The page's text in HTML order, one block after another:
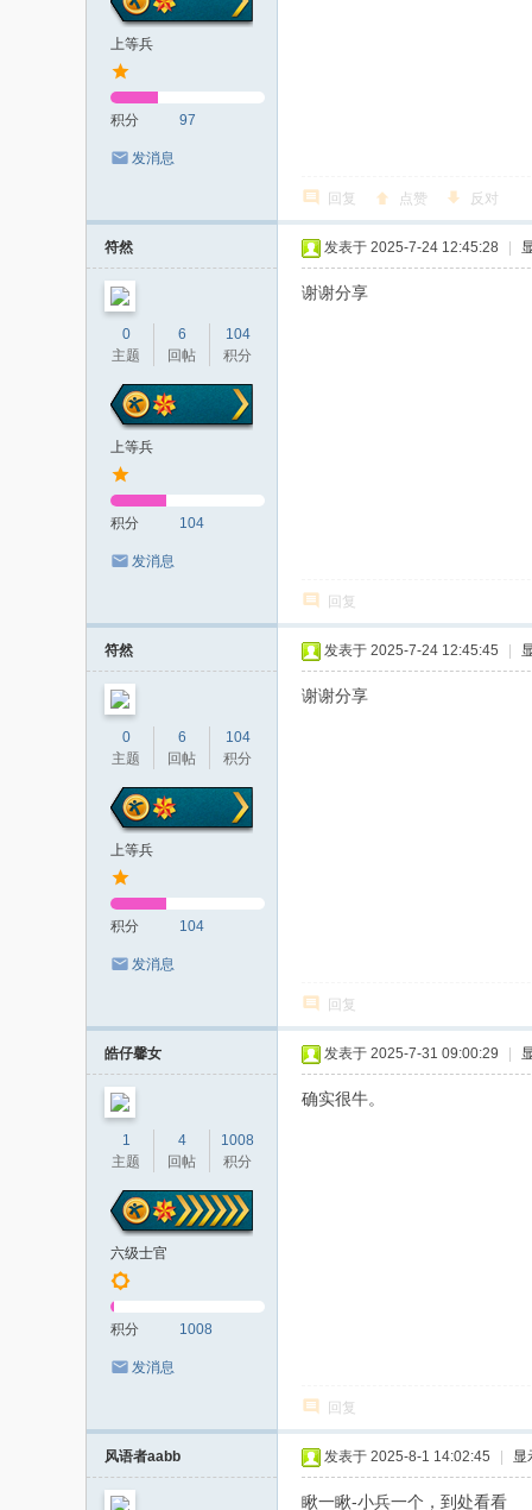
上等兵
积分 97
发消息
回复 点赞 反对
符然
0
主题
6
回帖
104
积分
上等兵
积分 104
发消息
发表于 2025-7-24 12:45:28
谢谢分享
回复
符然
0
主题
6
回帖
104
积分
上等兵
积分 104
发消息
发表于 2025-7-24 12:45:45
谢谢分享
回复
皓仔馨女
1
主题
4
回帖
1008
积分
六级士官
积分 1008
发消息
发表于 2025-7-31 09:00:29
确实很牛。
回复
风语者aabb 发表于 2025-8-1 14:02:45 显
瞅一瞅-小兵一个，到处看看